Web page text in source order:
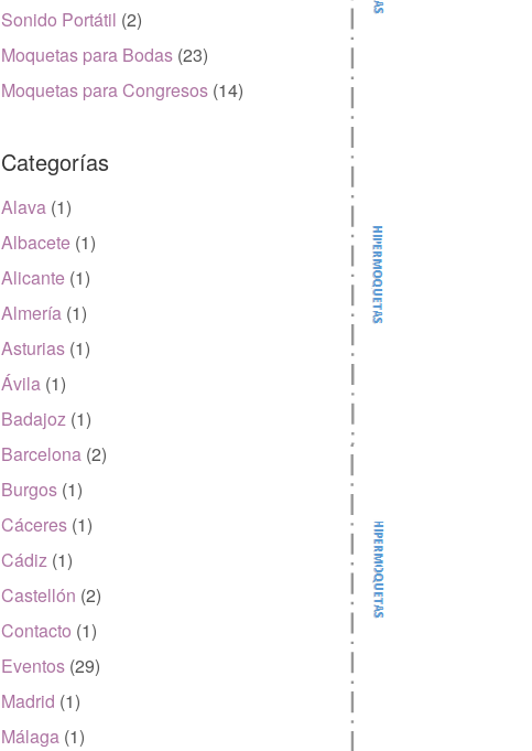
Sonido Portátil (2)
Moquetas para Bodas (23)
Moquetas para Congresos (14)
Categorías
Alava (1)
Albacete (1)
Alicante (1)
Almería (1)
Asturias (1)
Ávila (1)
Badajoz (1)
Barcelona (2)
Burgos (1)
Cáceres (1)
Cádiz (1)
Castellón (2)
Contacto (1)
Eventos (29)
Madrid (1)
Málaga (1)